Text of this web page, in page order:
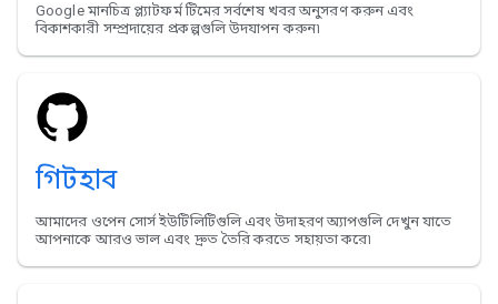
Google মানচিত্র প্ল্যাটফর্ম টিমের সর্বশেষ খবর অনুসরণ করুন এবং
বিকাশকারী সম্প্রদায়ের প্রকল্পগুলি উদযাপন করুন৷
গিটহাব
আমাদের ওপেন সোর্স ইউটিলিটিগুলি এবং উদাহরণ অ্যাপগুলি দেখুন যাতে
আপনাকে আরও ভাল এবং দ্রুত তৈরি করতে সহায়তা করে৷